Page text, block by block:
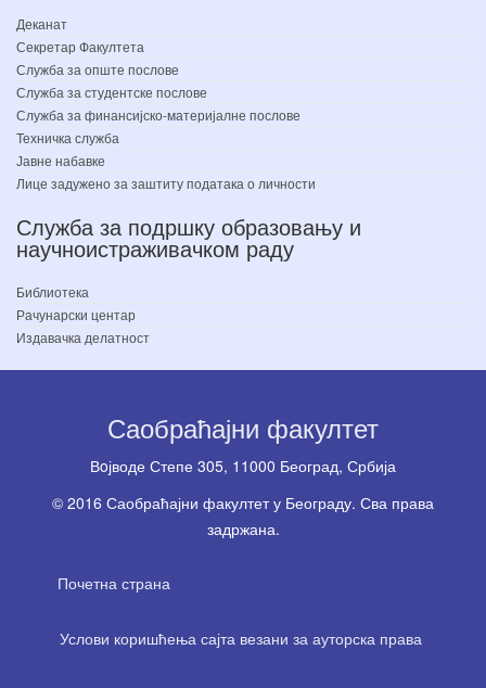
Деканат
Секретар Факултета
Служба за опште послове
Служба за студентске послове
Служба за финансијско-материјалне послове
Техничка служба
Јавне набавке
Лице задужено за заштиту података о личности
Служба за подршку образовању и
научноистраживачком раду
Библиотека
Рачунарски центар
Издавачка делатност
Саобраћајни факултет
Вoјводе Степе 305, 11000 Београд, Србија
© 2016 Саобраћајни факултет у Београду. Сва права
задржана.
Почетна страна
Услови коришћења сајта везани за ауторска права